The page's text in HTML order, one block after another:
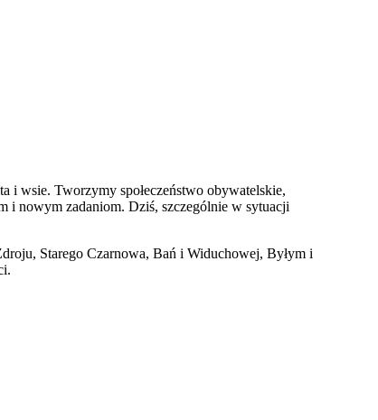
i wsie. Tworzymy społeczeństwo obywatelskie,
i nowym zadaniom. Dziś, szczególnie w sytuacji
Starego Czarnowa, Bań i Widuchowej, Byłym i